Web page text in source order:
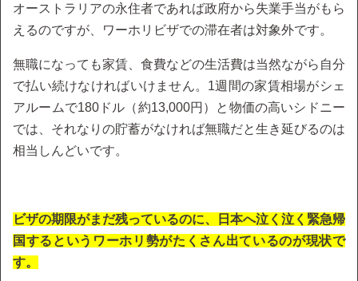
オーストラリアの永住者であれば政府から失業手当がもら
えるのですが、ワーホリビザでの滞在者は対象外です。
無職になっても家賃、食費などの生活費は当然ながら自分
で払い続けなければいけません。1週間の家賃相場がシェ
アルームで180ドル（約13,000円）と物価の高いシドニー
では、それなりの貯蓄がなければ無職だと生き延びるのは
相当しんどいです。
ビザの期限がまだ残っているのに、日本へ泣く泣く緊急帰
国するというワーホリ勢がたくさん出ているのが現状で
す。